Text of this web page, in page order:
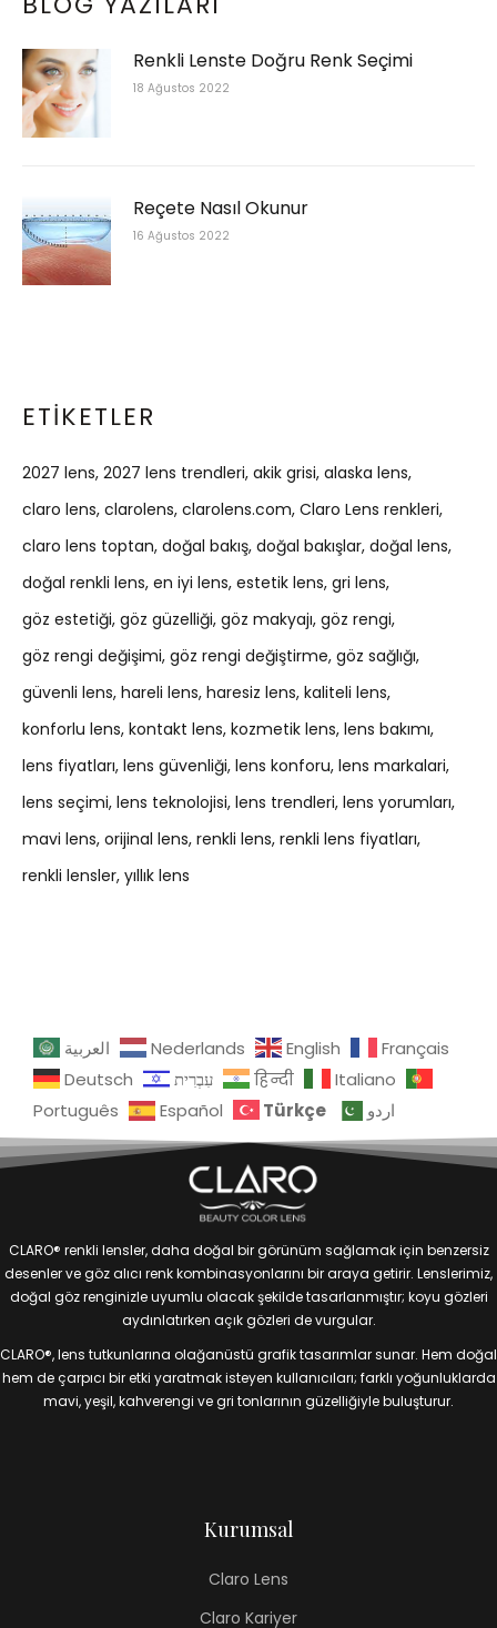
Renkli Lenste Doğru Renk Seçimi
18 Ağustos 2022
Reçete Nasıl Okunur
16 Ağustos 2022
ETIKETLER
2027 lens 2027 lens trendleri akik grisi alaska lens
claro lens clarolens clarolens.com Claro Lens renkleri
claro lens toptan doğal bakış doğal bakışlar doğal lens
doğal renkli lens en iyi lens estetik lens gri lens
göz estetiği göz güzelliği göz makyajı göz rengi
göz rengi değişimi göz rengi değiştirme göz sağlığı
güvenli lens hareli lens haresiz lens kaliteli lens
konforlu lens kontakt lens kozmetik lens lens bakımı
lens fiyatları lens güvenliği lens konforu lens markalari
lens seçimi lens teknolojisi lens trendleri lens yorumları
mavi lens orijinal lens renkli lens renkli lens fiyatları
renkli lensler yıllık lens
العربية Nederlands English
Français
Deutsch
עִבְרִית हिन्दी
Italiano
Português
Español Türkçe اردو
CLARO® renkli lensler, daha doğal bir görünüm sağlamak için benzersiz
desenler ve göz alıcı renk kombinasyonlarını bir araya getirir. Lenslerimiz,
doğal göz renginizle uyumlu olacak şekilde tasarlanmıştır; koyu gözleri
aydınlatırken açık gözleri de vurgular.
CLARO®, lens tutkunlarına olağanüstü grafik tasarımlar sunar. Hem doğal
hem de çarpıcı bir etki yaratmak isteyen kullanıcıları; farklı yoğunluklarda
mavi, yeşil, kahverengi ve gri tonlarının güzelliğiyle buluşturur.
Kurumsal
Claro Lens
Claro Kariyer